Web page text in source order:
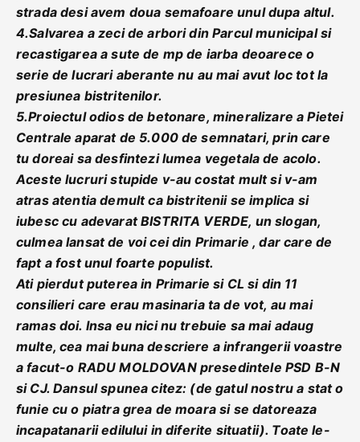
strada desi avem doua semafoare unul dupa altul.
4.Salvarea a zeci de arbori din Parcul municipal si
recastigarea a sute de mp de iarba deoarece o
serie de lucrari aberante nu au mai avut loc tot la
presiunea bistritenilor.
5.Proiectul odios de betonare, mineralizare a Pietei
Centrale aparat de 5.000 de semnatari, prin care
tu doreai sa desfintezi lumea vegetala de acolo.
Aceste lucruri stupide v-au costat mult si v-am
atras atentia demult ca bistritenii se implica si
iubesc cu adevarat BISTRITA VERDE, un slogan,
culmea lansat de voi cei din Primarie , dar care de
fapt a fost unul foarte populist.
Ati pierdut puterea in Primarie si CL si din 11
consilieri care erau masinaria ta de vot, au mai
ramas doi. Insa eu nici nu trebuie sa mai adaug
multe, cea mai buna descriere a infrangerii voastre
a facut-o RADU MOLDOVAN presedintele PSD B-N
si CJ. Dansul spunea citez: (de gatul nostru a stat o
funie cu o piatra grea de moara si se datoreaza
incapatanarii edilului in diferite situatii). Toate le-